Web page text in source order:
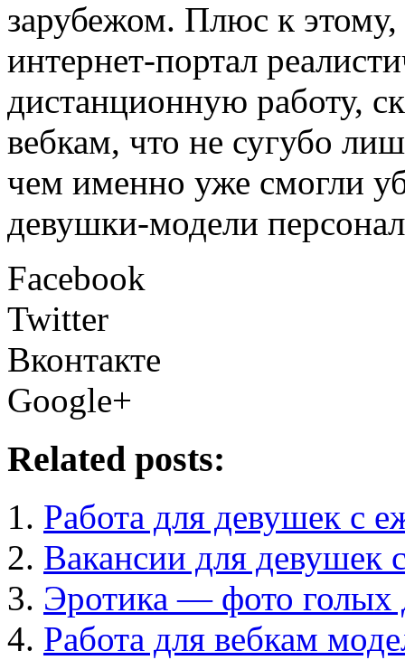
зарубежом. Плюс к
интернет-портал
дистанционную работу,
вебкам, что не сугубо
чем именно уже смогли
девушки-модели
Facebook
Twitter
Вконтакте
Google+
Related posts:
Работа для девушек с
Вакансии для девушек
Эротика — фото
Работа для вебкам